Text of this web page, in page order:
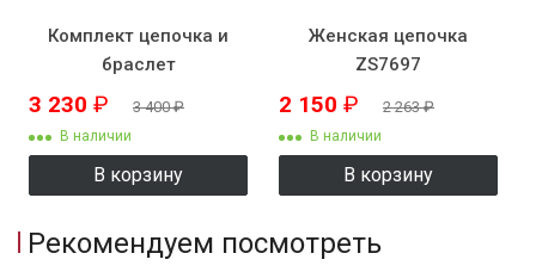
Комплект цепочка и
браслет
3 230 ₽ 3 400₽
В наличии
В корзину
Женская цепочка
ZS7697
2 150 ₽ 2 263₽
В наличии
В корзину
Рекомендуем посмотреть